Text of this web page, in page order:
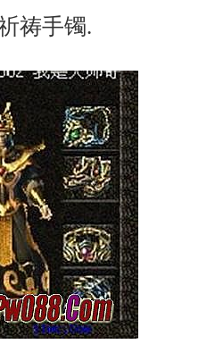
祷手镯.